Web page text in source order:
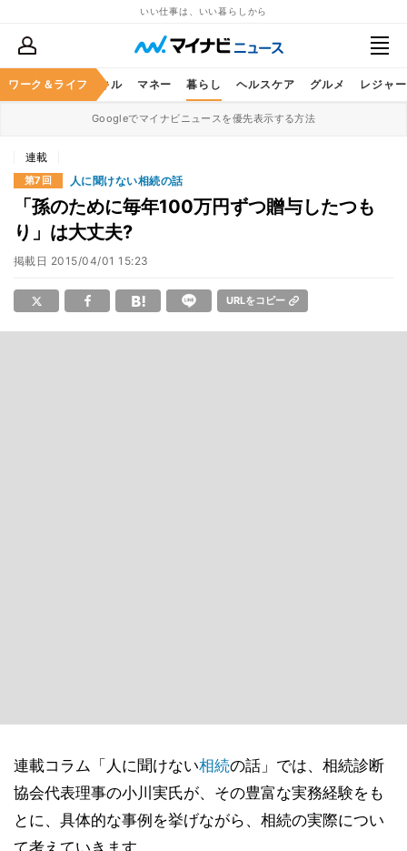
いい仕事は、いい暮らしから
ワーク＆ライフ
ア ビジネススキル マネー 暮らし ヘルスケア グルメ レジャー
Googleでマイナビニュースを優先表示する方法
連載
第7回 人に聞けない相続の話
「孫のために毎年100万円ずつ贈与したつも
り」は大丈夫?
掲載日 2015/04/01 15:23
URLをコピー
連載コラム「人に聞けない相続の話」では、相続診断
協会代表理事の小川実氏が、その豊富な実務経験をも
とに、具体的な事例を挙げながら、相続の実際につい
て考えていきます。